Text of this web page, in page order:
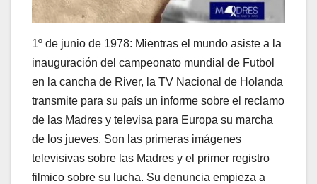
1º de junio de 1978: Mientras el mundo asiste a la
inauguración del campeonato mundial de Futbol
en la cancha de River, la TV Nacional de Holanda
transmite para su país un informe sobre el reclamo
de las Madres y televisa para Europa su marcha
de los jueves. Son las primeras imágenes
televisivas sobre las Madres y el primer registro
filmico sobre su lucha. Su denuncia empieza a